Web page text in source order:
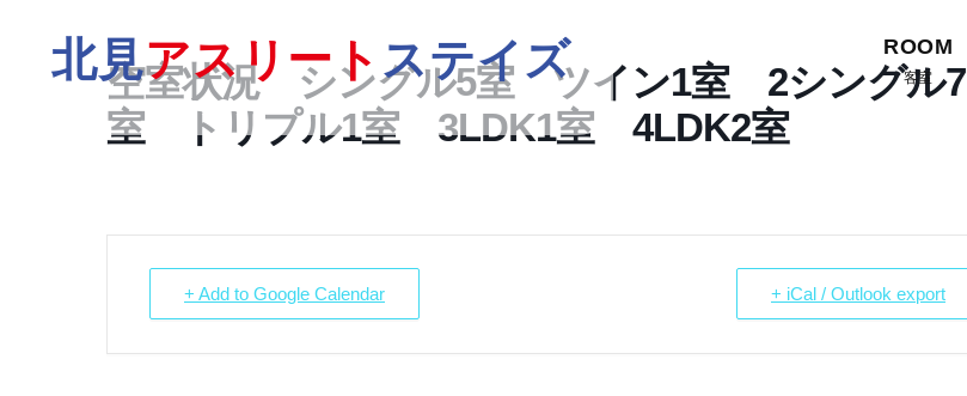
北見アスリート ステイズ ROOM
客室
空室状況 シングル5室 ツイン1室 2シングル7
室 トリプル1室 3LDK1室 4LDK2室
+ Add to Google Calendar + iCal / Outlook export